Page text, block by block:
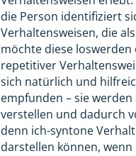
die Person identifiziert
Verhaltensweisen, die
möchte diese
repetitiver
sich natürlich und
empfunden – sie
verstellen und dadurch
denn ich-syntone
darstellen können,